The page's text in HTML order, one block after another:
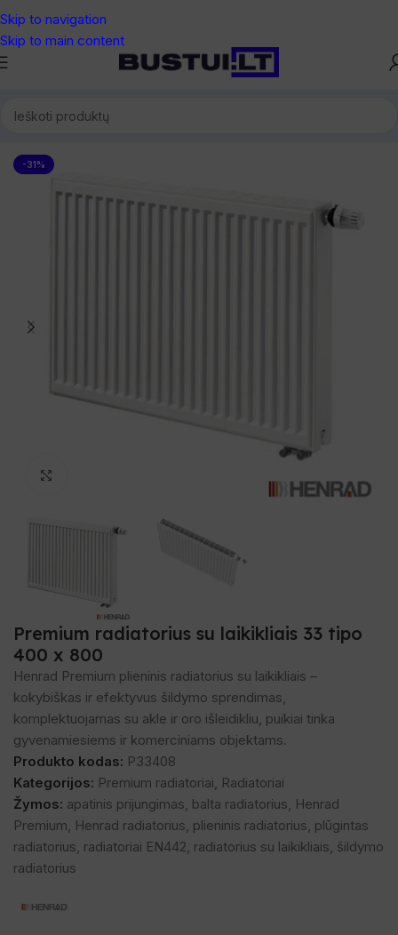
Skip to navigation
Skip to main content
-31%
Premium radiatorius su laikikliais 33 tipo
400 x 800
Henrad Premium plieninis radiatorius su laikikliais –
kokybiškas ir efektyvus šildymo sprendimas,
komplektuojamas su akle ir oro išleidikliu, puikiai tinka
gyvenamiesiems ir komerciniams objektams.
Produkto kodas: P33408
Kategorijos: Premium radiatoriai, Radiatoriai
Žymos: apatinis prijungimas, balta radiatorius, Henrad
Premium, Henrad radiatorius, plieninis radiatorius, plūgintas
radiatorius, radiatoriai EN442, radiatorius su laikikliais, šildymo
radiatorius